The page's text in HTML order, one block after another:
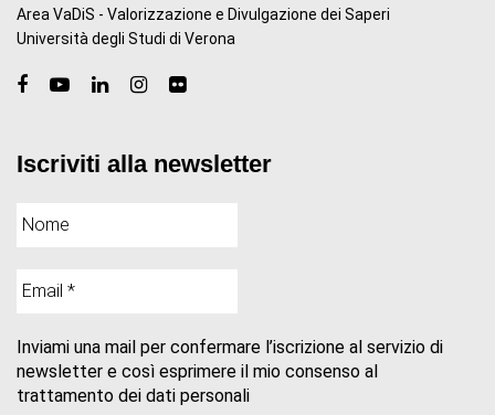
Area VaDiS - Valorizzazione e Divulgazione dei Saperi
Università degli Studi di Verona
Iscriviti alla newsletter
Inviami una mail per confermare l’iscrizione al servizio di
newsletter e così esprimere il mio consenso al
trattamento dei dati personali